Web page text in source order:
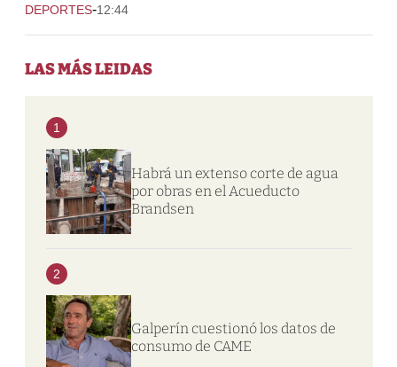
DEPORTES-12:44
LAS MÁS LEIDAS
1
Habrá un extenso corte de agua
por obras en el Acueducto
Brandsen
2
Galperín cuestionó los datos de
consumo de CAME